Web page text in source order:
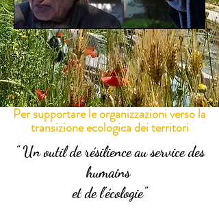
Per supportare le organizzazioni verso la
transizione ecologica dei territori
" Un outil de résilience au service des
humains
et de l’écologie"